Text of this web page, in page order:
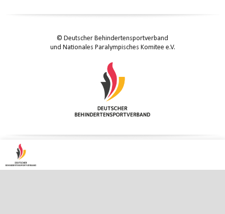
© Deutscher Behindertensportverband
und Nationales Paralympisches Komitee e.V.
DATENSCHUTZ-EINSTELLUNGEN